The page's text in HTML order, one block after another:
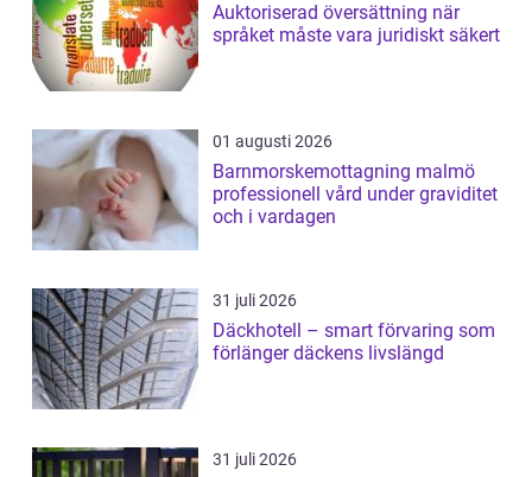
Auktoriserad översättning när
språket måste vara juridiskt säkert
01 augusti 2026
Barnmorskemottagning malmö
professionell vård under graviditet
och i vardagen
31 juli 2026
Däckhotell – smart förvaring som
förlänger däckens livslängd
31 juli 2026